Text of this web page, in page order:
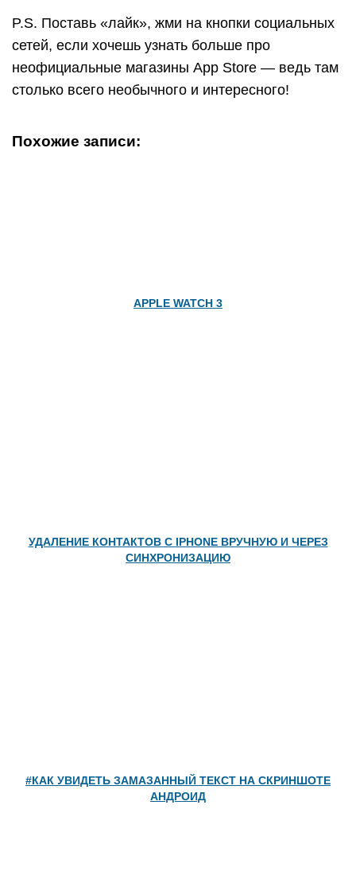
P.S. Поставь «лайк», жми на кнопки социальных
сетей, если хочешь узнать больше про
неофициальные магазины App Store — ведь там
столько всего необычного и интересного!
Похожие записи:
APPLE WATCH 3
УДАЛЕНИЕ КОНТАКТОВ С IPHONE ВРУЧНУЮ И ЧЕРЕЗ
СИНХРОНИЗАЦИЮ
#КАК УВИДЕТЬ ЗАМАЗАННЫЙ ТЕКСТ НА СКРИНШОТЕ
АНДРОИД